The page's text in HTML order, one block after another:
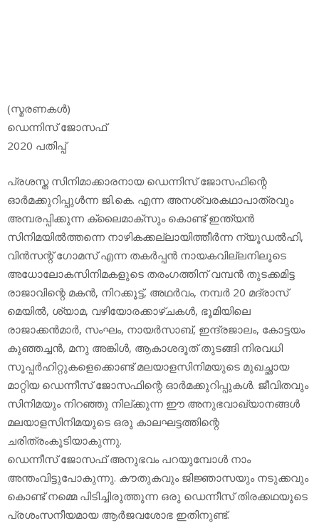
(സ്മരണകള്‍)
ഡെന്നിസ് ജോസഫ്
2020 പതിപ്പ്
പ്രശസ്ത സിനിമാക്കാരനായ ഡെന്നിസ് ജോസഫിന്റെ
ഓര്‍മക്കുറിപ്പുള്‍ന്ന ജി.കെ. എന്ന അനശ്വരകഥാപാത്രവും
അമ്പരപ്പിക്കുന്ന ക്ലൈമാക്സും കൊണ്ട് ഇന്ത്യൻ
സിനിമയിൽത്തന്നെ നാഴികക്കല്ലായിത്തീർന്ന ന്യൂഡൽഹി,
വിൻസന്റ് ഗോമസ് എന്ന തകർപ്പൻ നായകവില്ലനിലൂടെ
അധോലോകസിനിമകളുടെ തരംഗത്തിന് വമ്പൻ തുടക്കമിട്ട
രാജാവിന്റെ മകൻ, നിറക്കൂട്ട്, അഥർവം, നമ്പർ 20 മദ്രാസ്
മെയിൽ, ശ്യാമ, വഴിയോരക്കാഴ്ചകൾ, ഭൂമിയിലെ
രാജാക്കൻമാർ, സംഘം, നായർസാബ്, ഇന്ദ്രജാലം, കോട്ടയം
കുഞ്ഞച്ചൻ, മനു അങ്കിൾ, ആകാശദൂത് തുടങ്ങി നിരവധി
സൂപ്പർഹിറ്റുകളെക്കൊണ്ട് മലയാളസിനിമയുടെ മുഖച്ഛായ
മാറ്റിയ ഡെന്നീസ് ജോസഫിന്റെ ഓർമക്കുറിപ്പുകൾ. ജീവിതവും
സിനിമയും നിറഞ്ഞു നില്ക്കുന്ന ഈ അനുഭവാഖ്യാനങ്ങൾ
മലയാളസിനിമയുടെ ഒരു കാലഘട്ടത്തിന്റെ
ചരിത്രംകൂടിയാകുന്നു.
ഡെന്നീസ് ജോസഫ് അനുഭവം പറയുമ്പോൾ നാം
അന്തംവിട്ടുപോകുന്നു. കൗതുകവും ജിജ്ഞാസയും നടുക്കവും
കൊണ്ട് നമ്മെ പിടിച്ചിരുത്തുന്ന ഒരു ഡെന്നീസ് തിരക്കഥയുടെ
പ്രശംസനീയമായ ആർജവശോഭ ഇതിനുണ്ട്.